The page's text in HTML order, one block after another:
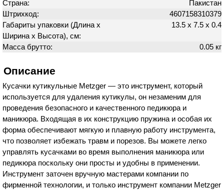
Страна:
Пакистан
Штрихкод:
4607158310379
Габариты упаковки (Длина х
Ширина х Высота), см:
13.5 х 7.5 х 0.4
Масса брутто: 0.05 кг
Описание
Кусачки кутикульные Metzger — это инструмент, который
используется для удаления кутикулы, он незаменим для
проведения безопасного и качественного педикюра и
маникюра. Входящая в их конструкцию пружина и особая их
форма обеспечивают мягкую и плавную работу инструмента,
что позволяет избежать травм и порезов. Вы можете легко
управлять кусачками во время выполнения маникюра или
педикюра поскольку они просты и удобны в применении.
Инструмент заточен вручную мастерами компании по
фирменной технологии, и только инструмент компании Metzger